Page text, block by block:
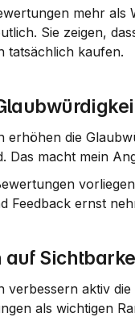
mehr als
Sie zeigen,
tatsächlich kaufen.
erhöhen die
Das macht mein
Feedback ernst
verbessern aktiv
als wichtigen